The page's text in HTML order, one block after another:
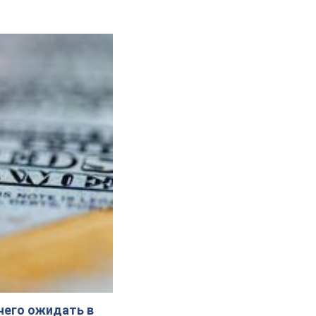
ожидать в